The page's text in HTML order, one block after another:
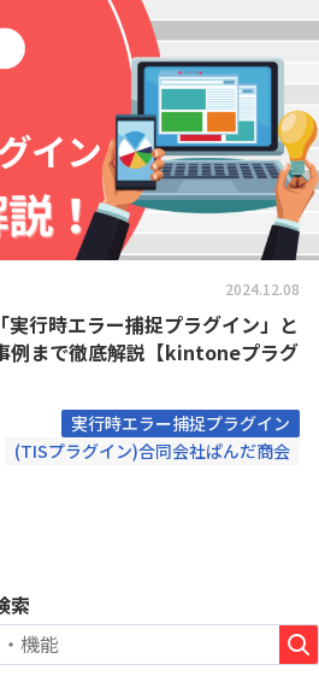
2024.12.08
行時エラー捕捉プラグイン」と
例まで徹底解説【kintoneプラグ
実行時エラー捕捉プラグイン
(TISプラグイン)合同会社ぱんだ商会
索